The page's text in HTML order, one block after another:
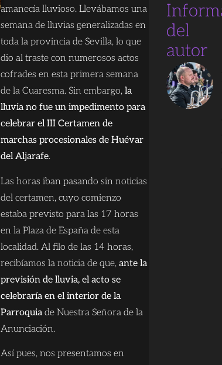
amanecía lluvioso. Llevábamos una
semana de lluvias generalizadas en
toda la provincia de Sevilla, lo que
dio al traste con numerosos actos
cofrades en esta primera semana
de la Cuaresma. Sin embargo, la
lluvia no fue un impedimento para
celebrar el III Certamen de
marchas procesionales de Huévar
del Aljarafe.
Las horas iban pasando sin noticias
del certamen, cuyo comienzo
estaba previsto para las 17 horas
en la Plaza de España de esta
localidad. Al filo de las 14 horas,
recibíamos la noticia de que, ante la
previsión de lluvia, el acto se
celebraría en el interior de la
Parroquiade Nuestra Señora de la
Anunciación.
Así pues, nos presentamos en
del
autor